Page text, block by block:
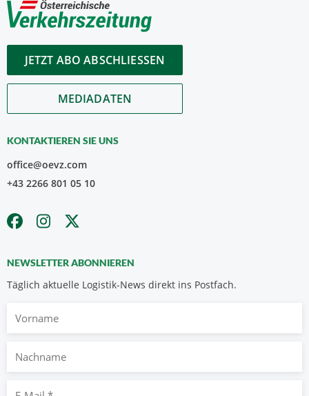
JETZT ABO ABSCHLIESSEN
MEDIADATEN
KONTAKTIEREN SIE UNS
office@oevz.com
+43 2266 801 05 10
NEWSLETTER ABONNIEREN
Täglich aktuelle Logistik-News direkt ins Postfach.
Nachname